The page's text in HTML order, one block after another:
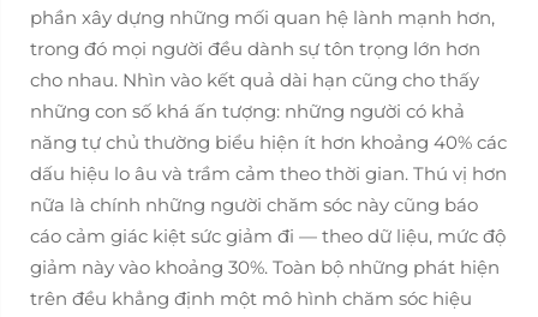
phần xây dựng những mối quan hệ lành mạnh hơn,
trong đó mọi người đều dành sự tôn trọng lớn hơn
cho nhau. Nhìn vào kết quả dài hạn cũng cho thấy
những con số khá ấn tượng: những người có khả
năng tự chủ thường biểu hiện ít hơn khoảng 40% các
dấu hiệu lo âu và trầm cảm theo thời gian. Thú vị hơn
nữa là chính những người chăm sóc này cũng báo
cáo cảm giác kiệt sức giảm đi — theo dữ liệu, mức độ
giảm này vào khoảng 30%. Toàn bộ những phát hiện
trên đều khẳng định một mô hình chăm sóc hiệu